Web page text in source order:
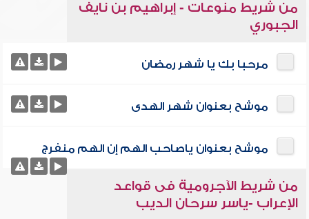
من شريط منوعات - إبراهيم بن نايف
الجبوري
مرحبا بك يا شهر رمضان
موشح بعنوان شهر الهدى
موشح بعنوان ياصاحب الهم إن الهم منفرج
من شريط الآجرومية فى قواعد
الإعراب -ياسر سرحان الديب